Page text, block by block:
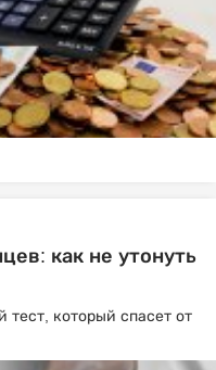
как не утонуть
тест, который спасет от